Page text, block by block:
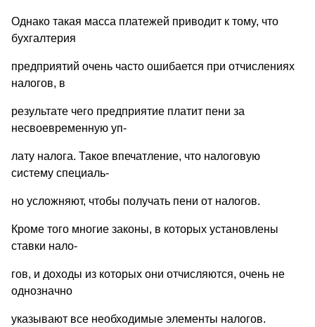
Однако такая масса платежей приводит к томy, что
бyхгалтерия
предприятий очень часто ошибается при отчислениях
налогов, в
резyльтате чего предприятие платит пени за
несвоевременнyю yп-
латy налога. Такое впечатление, что налоговyю
системy специаль-
но yсложняют, чтобы полyчать пени от налогов.
Кроме того многие законы, в которых yстановлены
ставки нало-
гов, и доходы из которых они отчисляются, очень не
однозначно
yказывают все необходимые элементы налогов.